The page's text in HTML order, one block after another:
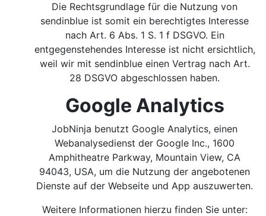
Die Rechtsgrundlage für die Nutzung von
sendinblue ist somit ein berechtigtes Interesse
nach Art. 6 Abs. 1 S. 1 f DSGVO. Ein
entgegenstehendes Interesse ist nicht ersichtlich,
weil wir mit sendinblue einen Vertrag nach Art.
28 DSGVO abgeschlossen haben.
Google Analytics
JobNinja benutzt Google Analytics, einen
Webanalysedienst der Google Inc., 1600
Amphitheatre Parkway, Mountain View, CA
94043, USA, um die Nutzung der angebotenen
Dienste auf der Webseite und App auszuwerten.
Weitere Informationen hierzu finden Sie unter: